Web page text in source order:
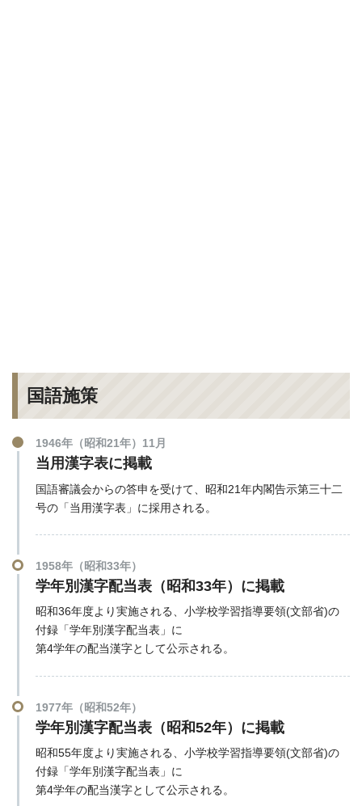
国語施策
1946年（昭和21年）11月
当用漢字表に掲載
国語審議会からの答申を受けて、昭和21年内閣告示第三十二
号の「当用漢字表」に採用される。
1958年（昭和33年）
学年別漢字配当表（昭和33年）に掲載
昭和36年度より実施される、小学校学習指導要領(文部省)の
付録「学年別漢字配当表」に
第4学年の配当漢字として公示される。
1977年（昭和52年）
学年別漢字配当表（昭和52年）に掲載
昭和55年度より実施される、小学校学習指導要領(文部省)の
付録「学年別漢字配当表」に
第4学年の配当漢字として公示される。